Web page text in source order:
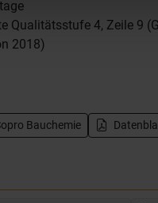
Qualitätsstufe 4, Zeile 9
2018)
Bauchemie